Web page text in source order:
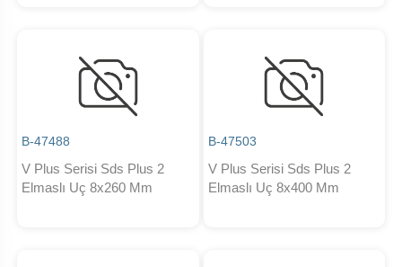
B-47488
V Plus Serisi Sds Plus 2
Elmaslı Uç 8x260 Mm
B-47503
V Plus Serisi Sds Plus 2
Elmaslı Uç 8x400 Mm